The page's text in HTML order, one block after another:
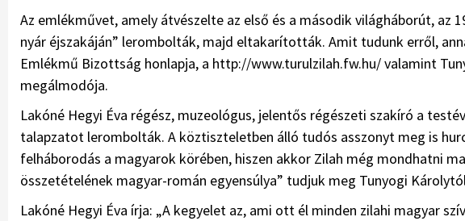
Az emlékművet, amely átvészelte az első és a második világháborút, az
nyár éjszakáján” lerombolták, majd eltakarították. Amit tudunk erről,
Emlékmű Bizottság honlapja, a http://www.turulzilah.fw.hu/ valamint
megálmodója.
Lakóné Hegyi Éva régész, muzeológus, jelentős régészeti szakíró a
talapzatot lerombolták. A köztiszteletben álló tudós asszonyt meg is
felháborodás a magyarok körében, hiszen akkor Zilah még mondhatni
összetételének magyar-román egyensúlya” tudjuk meg Tunyogi
Lakóné Hegyi Éva írja: „A kegyelet az, ami ott él minden zilahi magyar